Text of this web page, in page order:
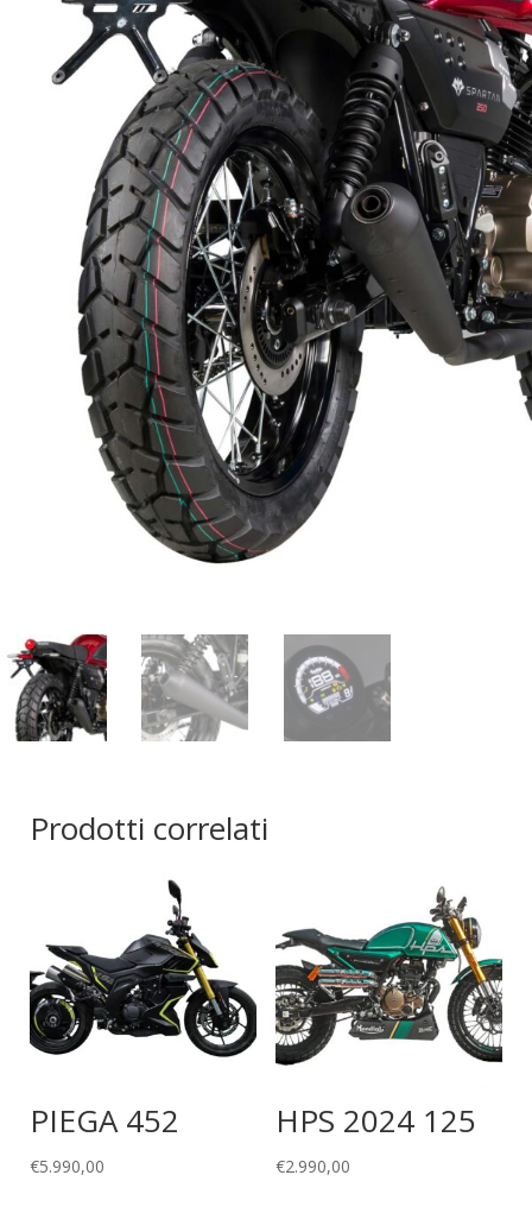
Prodotti correlati
PIEGA 452
€5.990,00
HPS 2024 125
€2.990,00